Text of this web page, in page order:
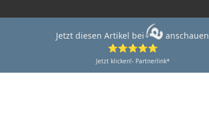
Jetzt diesen Artikel bei
anschauen
⭐⭐⭐⭐⭐
Jetzt klicken!- Partnerlink*